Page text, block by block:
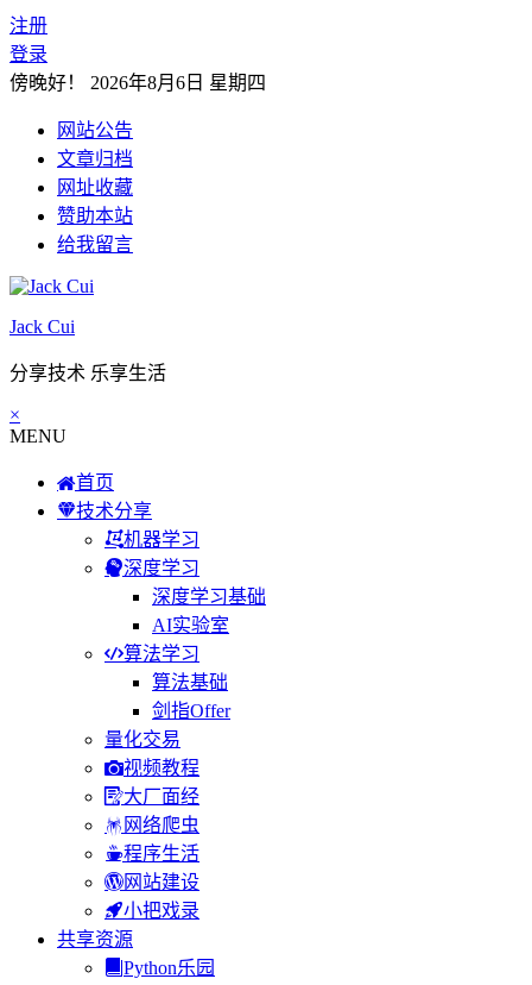
注册
登录
傍晚好！ 2026年8月6日 星期四
网站公告
文章归档
网址收藏
赞助本站
给我留言
Jack Cui
分享技术 乐享生活
×
MENU
首页
技术分享
机器学习
深度学习
深度学习基础
AI实验室
算法学习
算法基础
剑指Offer
量化交易
视频教程
大厂面经
网络爬虫
程序生活
网站建设
小把戏录
共享资源
Python乐园